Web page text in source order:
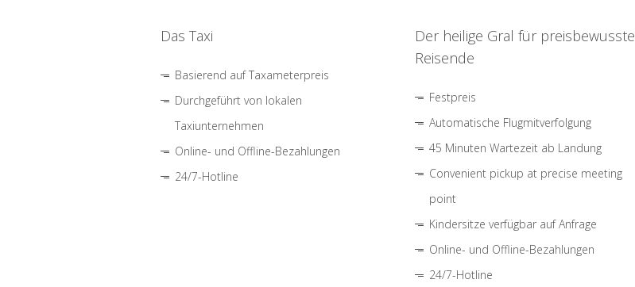
Das Taxi
Basierend auf Taxameterpreis
Durchgeführt von lokalen
Taxiunternehmen
Online- und Offline-Bezahlungen
24/7-Hotline
Der heilige Gral für preisbewusste
Reisende
Festpreis
Automatische Flugmitverfolgung
45 Minuten Wartezeit ab Landung
Convenient pickup at precise meeting
point
Kindersitze verfügbar auf Anfrage
Online- und Offline-Bezahlungen
24/7-Hotline